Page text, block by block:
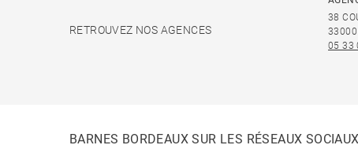
RETROUVEZ NOS AGENCES
38
33000
05 33
BARNES BORDEAUX SUR LES RÉSEAUX SOCIAUX